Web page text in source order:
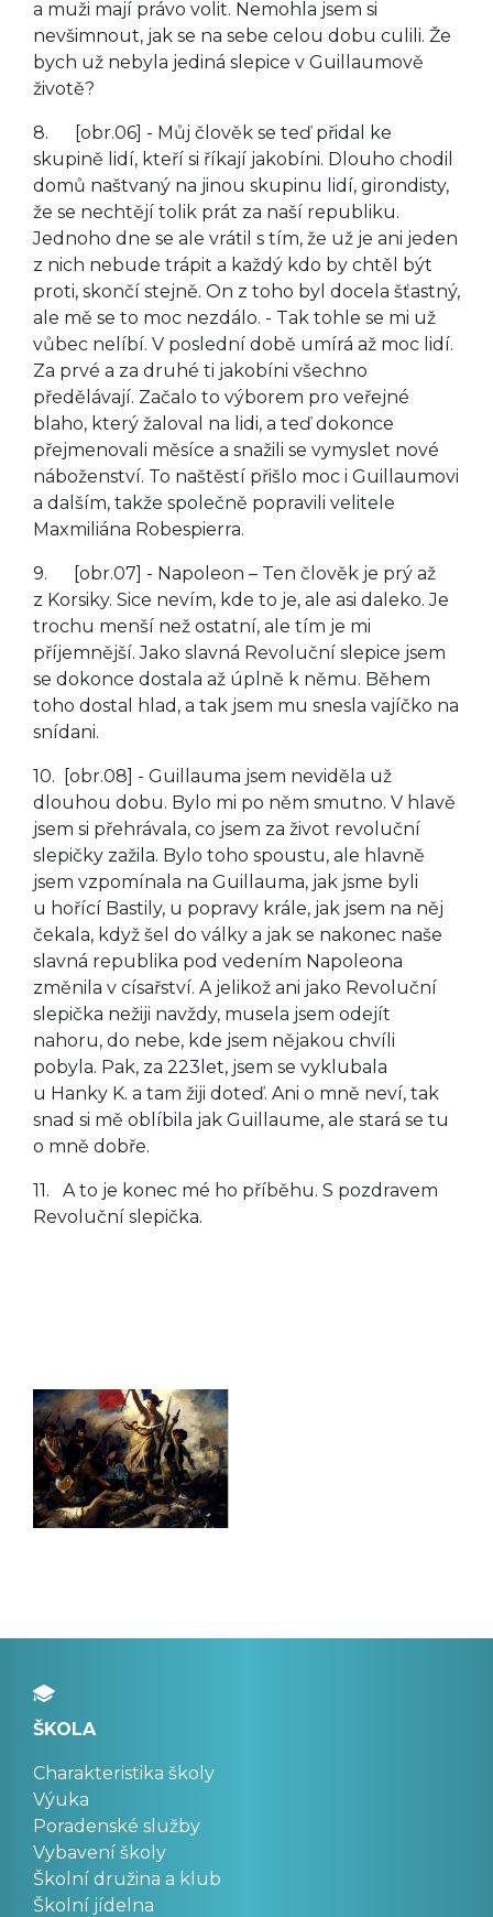
a muži mají právo volit. Nemohla jsem si
nevšimnout, jak se na sebe celou dobu culili. Že
bych už nebyla jediná slepice v Guillaumově
životě?
8. [obr.06] - Můj člověk se teď přidal ke
skupině lidí, kteří si říkají jakobíni. Dlouho chodil
domů naštvaný na jinou skupinu lidí, girondisty,
že se nechtějí tolik prát za naší republiku.
Jednoho dne se ale vrátil s tím, že už je ani jeden
z nich nebude trápit a každý kdo by chtěl být
proti, skončí stejně. On z toho byl docela šťastný,
ale mě se to moc nezdálo. - Tak tohle se mi už
vůbec nelíbí. V poslední době umírá až moc lidí.
Za prvé a za druhé ti jakobíni všechno
předělávají. Začalo to výborem pro veřejné
blaho, který žaloval na lidi, a teď dokonce
přejmenovali měsíce a snažili se vymyslet nové
náboženství. To naštěstí přišlo moc i Guillaumovi
a dalším, takže společně popravili velitele
Maxmiliána Robespierra.
9. [obr.07] - Napoleon – Ten člověk je prý až
z Korsiky. Sice nevím, kde to je, ale asi daleko. Je
trochu menší než ostatní, ale tím je mi
příjemnější. Jako slavná Revoluční slepice jsem
se dokonce dostala až úplně k němu. Během
toho dostal hlad, a tak jsem mu snesla vajíčko na
snídani.
10. [obr.08] - Guillauma jsem neviděla už
dlouhou dobu. Bylo mi po něm smutno. V hlavě
jsem si přehrávala, co jsem za život revoluční
slepičky zažila. Bylo toho spoustu, ale hlavně
jsem vzpomínala na Guillauma, jak jsme byli
u hořící Bastily, u popravy krále, jak jsem na něj
čekala, když šel do války a jak se nakonec naše
slavná republika pod vedením Napoleona
změnila v císařství. A jelikož ani jako Revoluční
slepička nežiji navždy, musela jsem odejít
nahoru, do nebe, kde jsem nějakou chvíli
pobyla. Pak, za 223let, jsem se vyklubala
u Hanky K. a tam žiji doteď. Ani o mně neví, tak
snad si mě oblíbila jak Guillaume, ale stará se tu
o mně dobře.
11. A to je konec mé ho příběhu. S pozdravem
Revoluční slepička.
ŠKOLA
Charakteristika školy
Výuka
Poradenské služby
Vybavení školy
Školní družina a klub
Školní jídelna